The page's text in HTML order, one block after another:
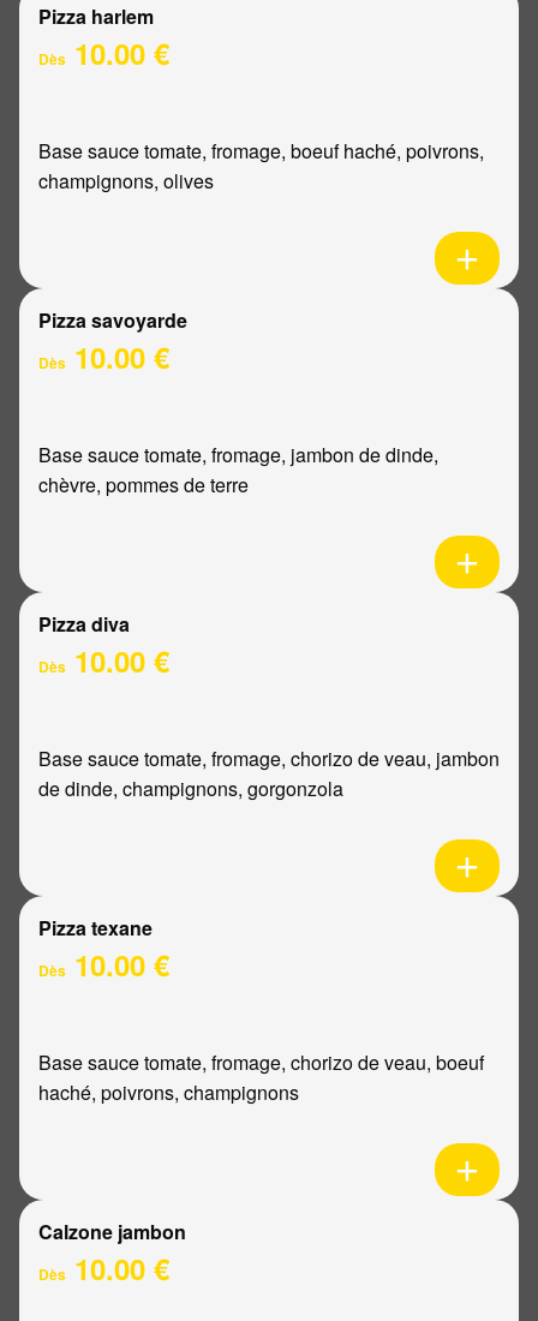
Pizza harlem
Dès 10.00 €
Base sauce tomate, fromage, boeuf haché, poivrons,
champignons, olives
Pizza savoyarde
Dès 10.00 €
Base sauce tomate, fromage, jambon de dinde,
chèvre, pommes de terre
Pizza diva
Dès 10.00 €
Base sauce tomate, fromage, chorizo de veau, jambon
de dinde, champignons, gorgonzola
Pizza texane
Dès 10.00 €
Base sauce tomate, fromage, chorizo de veau, boeuf
haché, poivrons, champignons
Calzone jambon
Dès 10.00 €